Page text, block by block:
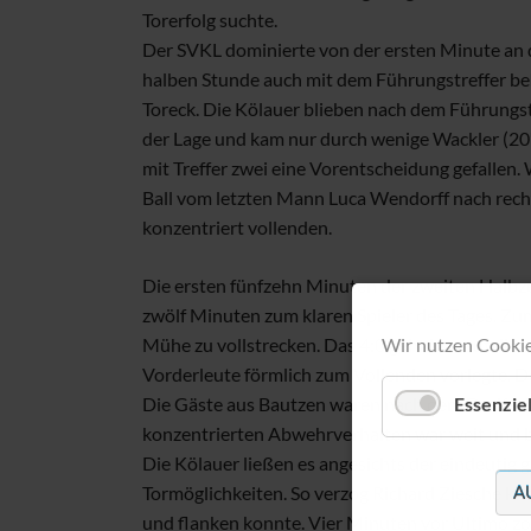
Torerfolg suchte.
Der SVKL dominierte von der ersten Minute
halben Stunde auch mit dem Führungstreffer
Toreck. Die Kölauer blieben nach dem
der Lage und kam nur durch wenige Wackler
mit Treffer zwei eine Vorentscheidung gefallen.
Ball vom letzten Mann Luca Wendorff nach
konzentriert vollenden.
Die ersten fünfzehn Minuten der zweiten
zwölf Minuten zum klaren Spieler des Tages.
Mühe zu vollstrecken. Das 4:0 geht klar auf die
Vorderleute förmlich zum Vollenden vorlegte.
Die Gäste aus Bautzen waren nach dem
konzentrierten Abwehrverhalten war weit und
Die Kölauer ließen es angesichts der eindeutig
Tormöglichkeiten. So verzog Richard Ziesche
und flanken konnte. Vier Minuten vor Ultimo
Wir nutzen